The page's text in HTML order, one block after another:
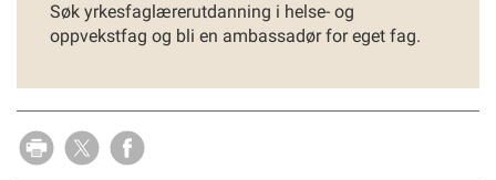
Søk yrkesfaglærerutdanning i helse- og
oppvekstfag og bli en ambassadør for eget fag.